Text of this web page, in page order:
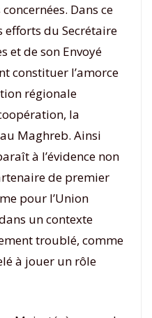
Dans ce
efforts du Secrétaire
et de son Envoyé
constituer l’amorce
régionale
la
Maghreb. Ainsi
à l’évidence non
de premier
pour l’Union
un contexte
troublé, comme
à jouer un rôle